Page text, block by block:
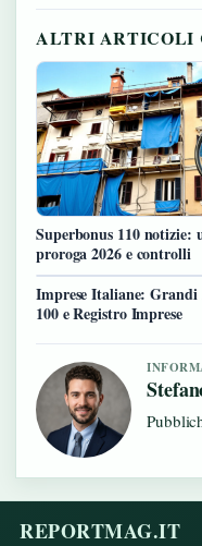
ALTRI ARTICOLI
Superbonus 110 notizie:
proroga 2026 e controlli
Imprese Italiane: Grandi
100 e Registro Imprese
REPORTMAG.IT